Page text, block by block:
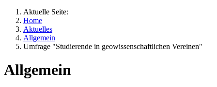
Aktuelle Seite:
Home
Aktuelles
Allgemein
Umfrage "Studierende in geowissenschaftlichen Vereinen"
Allgemein